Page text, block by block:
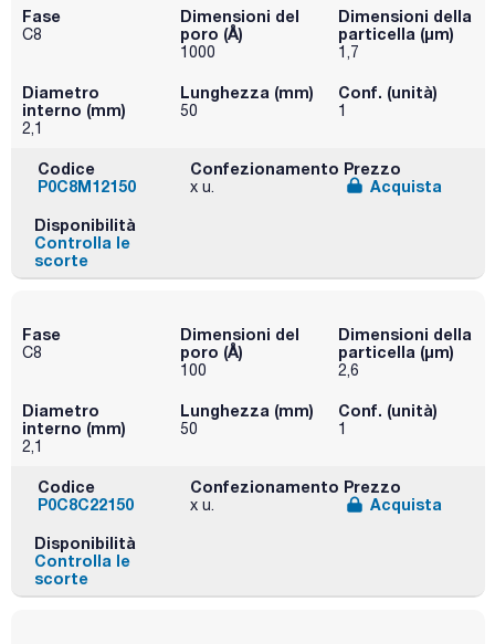
Fase
C8
Dimensioni del
poro (Å)
1000
Dimensioni della
particella (μm)
1,7
Diametro
interno (mm)
2,1
Lunghezza (mm)
50
Conf. (unità)
1
Codice
P0C8M12150
Confezionamento
x u.
Prezzo
Acquista
Disponibilità
Controlla le
scorte
Fase
C8
Dimensioni del
poro (Å)
100
Dimensioni della
particella (μm)
2,6
Diametro
interno (mm)
2,1
Lunghezza (mm)
50
Conf. (unità)
1
Codice
P0C8C22150
Confezionamento
x u.
Prezzo
Acquista
Disponibilità
Controlla le
scorte